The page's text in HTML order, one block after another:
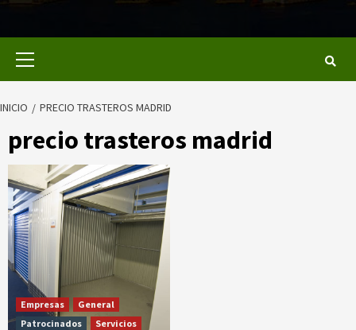
INICIO PRECIO TRASTEROS MADRID
precio trasteros madrid
Empresas
General
Patrocinados
Servicios